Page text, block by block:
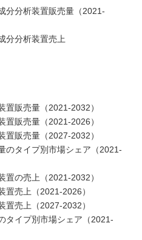
分分析装置販売量（2021-
分分析装置売上
置販売量（2021-2032）
置販売量（2021-2026）
置販売量（2027-2032）
のタイプ別市場シェア（2021-
置の売上（2021-2032）
置売上（2021-2026）
置売上（2027-2032）
タイプ別市場シェア（2021-